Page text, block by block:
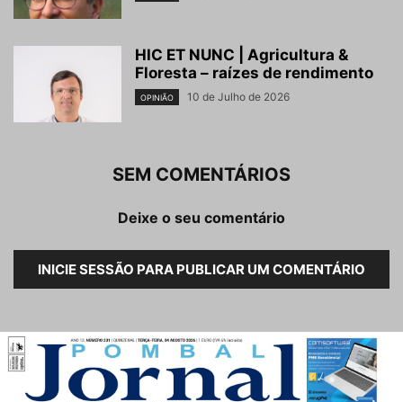
HIC ET NUNC | Agricultura &
Floresta – raízes de rendimento
OPINIÃO 10 de Julho de 2026
SEM COMENTÁRIOS
Deixe o seu comentário
INICIE SESSÃO PARA PUBLICAR UM COMENTÁRIO